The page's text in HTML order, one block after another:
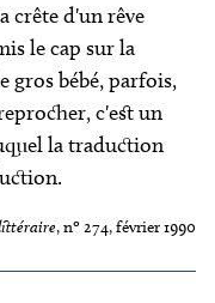
crête d'un rêve
le cap sur la
gros bébé, parfois,
c'est un
la traduction
, nº 274, février 1990